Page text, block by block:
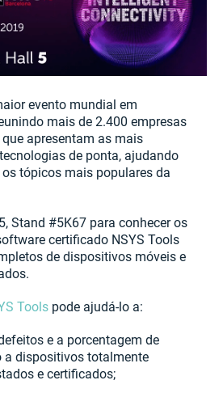
evento mundial em
mais de 2.400 empresas
apresentam as mais
de ponta, ajudando
tópicos mais populares da
Stand #5K67 para conhecer os
certificado NSYS Tools
de dispositivos móveis e
Tools pode ajudá-lo a:
e a porcentagem de
a dispositivos totalmente
e certificados;